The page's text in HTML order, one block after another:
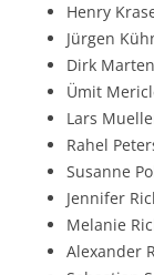
Henry
Jürgen
Dirk
Ümit
Lars
Rahel
Susanne
Jennifer
Melanie
Alexander